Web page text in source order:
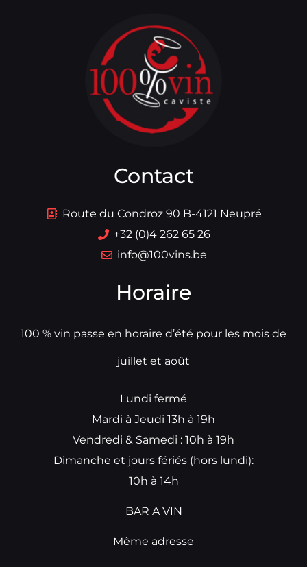
Contact
Route du Condroz 90 B-4121 Neupré
+32 (0)4 262 65 26
info@100vins.be
Horaire
100 % vin passe en horaire d’été pour les mois de
juillet et août
Lundi fermé
Mardi à Jeudi 13h à 19h
Vendredi & Samedi : 10h à 19h
Dimanche et jours fériés (hors lundi):
10h à 14h
BAR A VIN
Même adresse